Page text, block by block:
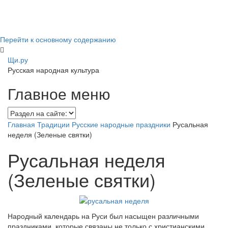
Перейти к основному содержанию
Щи.ру
Русская народная культура
Главное меню
Главная Традиции Русские народные праздники Русальная
неделя (Зеленые святки)
Русальная неделя
(Зеленые святки)
Народный календарь на Руси был насыщен различными